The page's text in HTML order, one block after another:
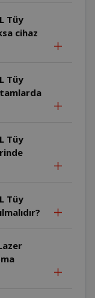
Tüy
cihaz
Tüy
Tüy
Tüy